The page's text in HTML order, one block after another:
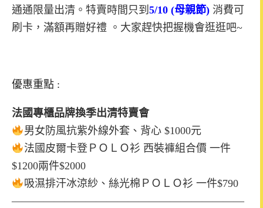
通通限量出清。特賣時間只到 5/10 (母親節) 消費可
刷卡，滿額再贈好禮 。大家趕快把握機會逛逛吧~
優惠重點 :
法國專櫃品牌換季出清特賣會
男女防風抗紫外線外套、背心 $1000元
法國皮爾卡登ＰＯＬＯ衫 西裝褲組合價 一件
$1200兩件$2000
吸濕排汗冰涼紗、絲光棉ＰＯＬＯ衫 一件$790
——————————————————————